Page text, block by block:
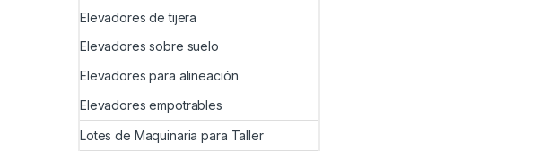
Elevadores de tijera
Elevadores sobre suelo
Elevadores para alineación
Elevadores empotrables
Lotes de Maquinaria para Taller